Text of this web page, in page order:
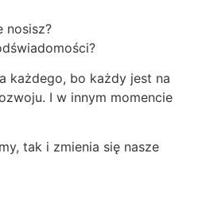
nosisz?
każdego, bo każdy jest na
I w innym momencie
tak i zmienia się nasze